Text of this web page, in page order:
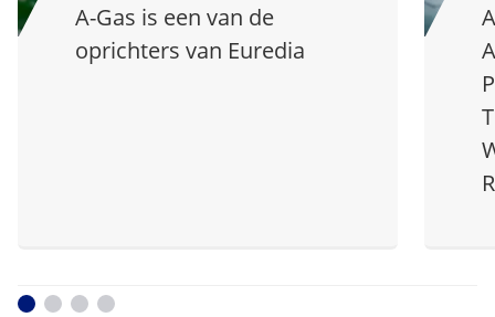
A-Gas is een van de
oprichters van Euredia